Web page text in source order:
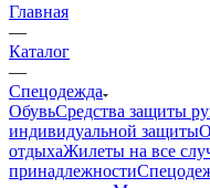
Главная
—
Каталог
—
Спецодежда
ОбувьСредства защиты
индивидуальной защиты
отдыхаЖилеты на все
принадлежности